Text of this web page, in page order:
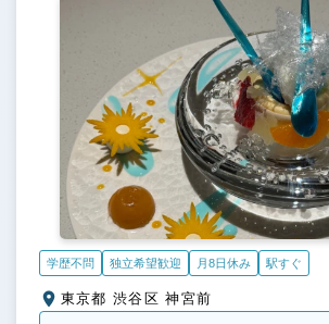
学歴不問 独立希望歓迎 月8日休み 駅すぐ
東京都 渋谷区 神宮前